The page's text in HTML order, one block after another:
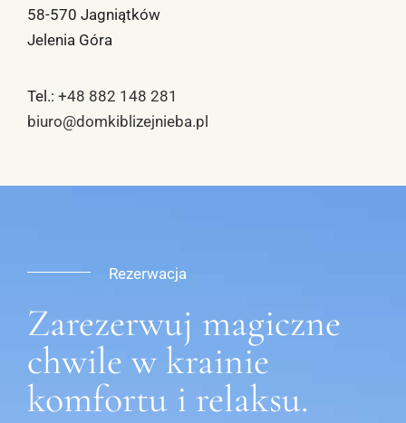
58-570 Jagniątków
Jelenia Góra
Tel.: +48 882 148 281
biuro@domkiblizejnieba.pl
Rezerwacja
Zarezerwuj magiczne
chwile w krainie
komfortu i relaksu.